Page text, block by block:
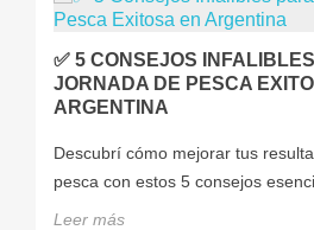
✅ 5 CONSEJOS
JORNADA DE PESCA
ARGENTINA
Descubrí cómo mejorar tus
pesca con estos 5 consejos
Leer más